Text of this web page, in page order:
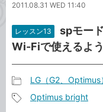
ッ
2011.08.31 WED 11:40
レッスン13
spモー
Wi-Fiで使えるよ
事
LG（G2、Optimus
Optimus bright